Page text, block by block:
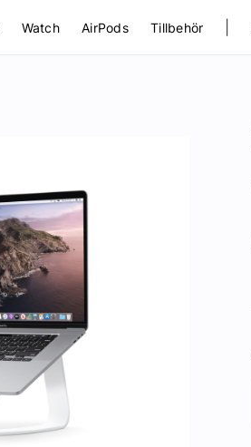
Watch AirPods Tillbehör